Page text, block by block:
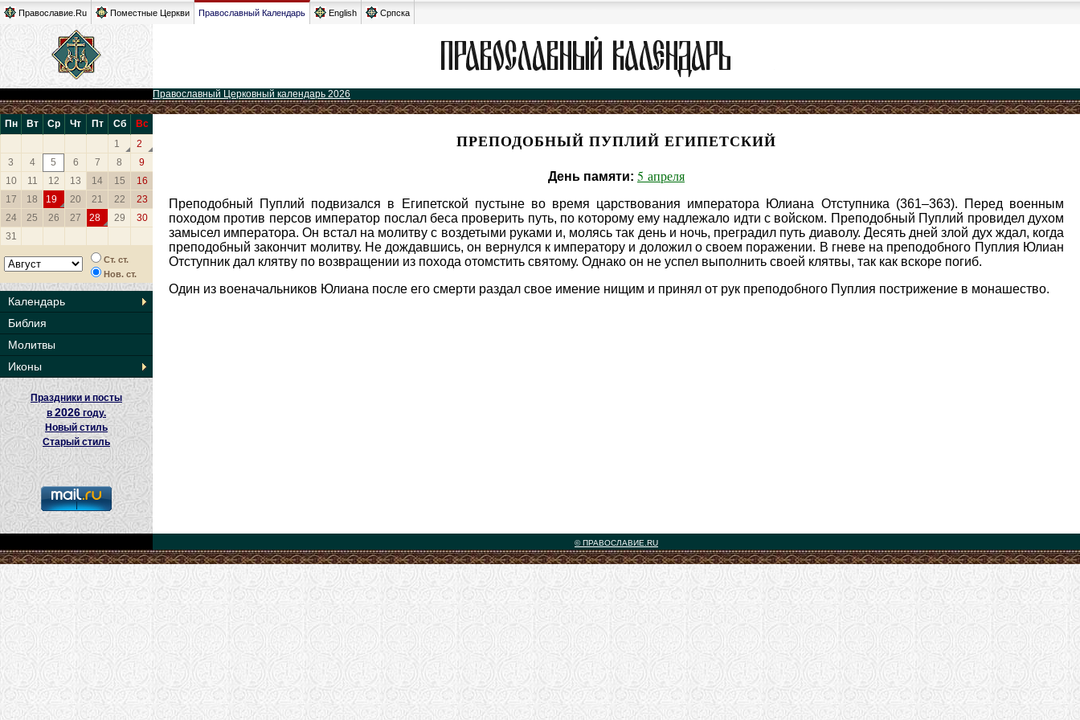
Православие.Ru Поместные Церкви Православный Календарь English Српска
Православный Церковный календарь 2026
Пн Вт Ср Чт Пт Сб
Вс
1
2
3
4 5 6 7 8
9
10
11 12 13 14 15
16
17
18 19 20 21 22
23
24
25 26 27 28 29
30
31
Ст. ст.
Нов. ст.
Календарь
Библия
Молитвы
Иконы
Праздники и посты
в 2026 году.
Новый стиль
Старый стиль
ПРЕПОДОБНЫЙ ПУПЛИЙ ЕГИПЕТСКИЙ
День памяти: 5 апреля
Преподобный Пуплий подвизался в Египетской пустыне во время царствования императора Юлиана Отступника (361–363). Перед военным
походом против персов император послал беса проверить путь, по которому ему надлежало идти с войском. Преподобный Пуплий провидел духом
замысел императора. Он встал на молитву с воздетыми руками и, молясь так день и ночь, преградил путь диаволу. Десять дней злой дух ждал, когда
преподобный закончит молитву. Не дождавшись, он вернулся к императору и доложил о своем поражении. В гневе на преподобного Пуплия Юлиан
Отступник дал клятву по возвращении из похода отомстить святому. Однако он не успел выполнить своей клятвы, так как вскоре погиб.
Один из военачальников Юлиана после его смерти раздал свое имение нищим и принял от рук преподобного Пуплия пострижение в монашество.
© ПРАВОСЛАВИЕ.RU